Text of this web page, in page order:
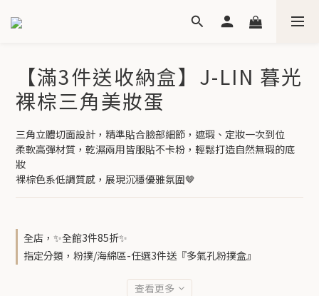
【滿3件送收納盒】J-LIN 暮光
裸棕三角美妝蛋
三角立體切面設計，精準貼合臉部細節，遮瑕、定妝一次到位
柔軟高彈材質，乾濕兩用皆服貼不卡粉，輕鬆打造自然無瑕的底
妝
裸棕色系低調質感，展現沉穩優雅氛圍🤎
全店，✨全館3件85折✨
指定分類，粉撲/海綿區-任選3件送『多氣孔粉撲盒』
查看更多